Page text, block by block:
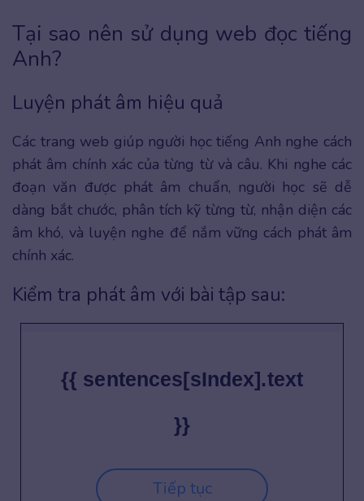
Tại sao nên sử dụng web đọc tiếng
Anh?
Luyện phát âm hiệu quả
Các trang web giúp người học tiếng Anh nghe cách
phát âm chính xác của từng từ và câu. Khi nghe các
đoạn văn được phát âm chuẩn, người học sẽ dễ
dàng bắt chước, phân tích kỹ từng từ, nhận diện các
âm khó, và luyện nghe để nắm vững cách phát âm
chính xác.
Kiểm tra phát âm với bài tập sau:
{{ sentences[sIndex].text
}}
Tiếp tục